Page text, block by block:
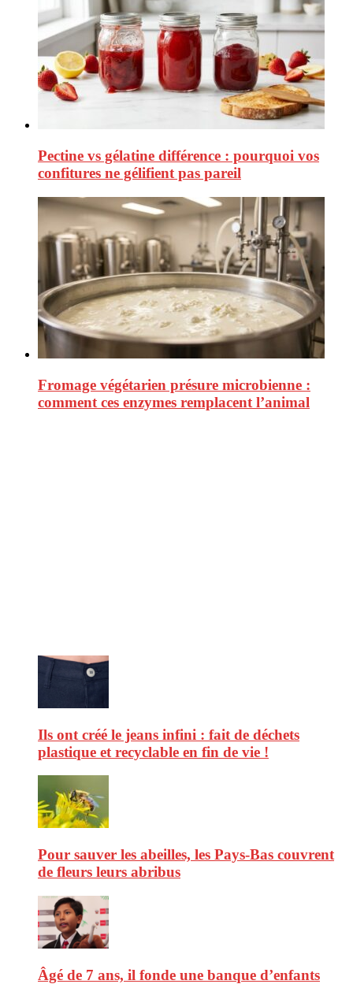
Pectine vs gélatine différence : pourquoi vos
confitures ne gélifient pas pareil
Fromage végétarien présure microbienne :
comment ces enzymes remplacent l’animal
Ils ont créé le jeans infini : fait de déchets
plastique et recyclable en fin de vie !
Pour sauver les abeilles, les Pays-Bas couvrent
de fleurs leurs abribus
Âgé de 7 ans, il fonde une banque d’enfants